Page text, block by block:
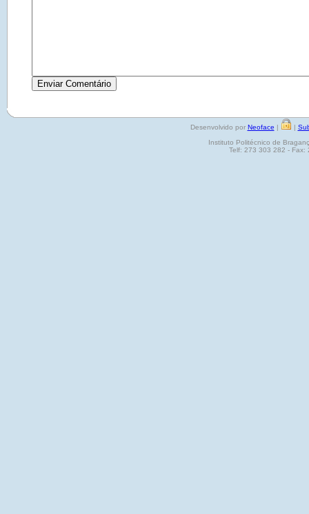
Desenvolvido por Neoface | |
Instituto Politécnico de
Telf: 273 303 282 - Fax: